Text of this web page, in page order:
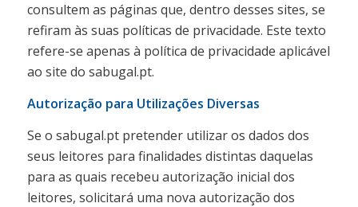
consultem as páginas que, dentro desses sites, se
refiram às suas políticas de privacidade. Este texto
refere-se apenas à política de privacidade aplicável
ao site do sabugal.pt.
Autorização para Utilizações Diversas
Se o sabugal.pt pretender utilizar os dados dos
seus leitores para finalidades distintas daquelas
para as quais recebeu autorização inicial dos
leitores, solicitará uma nova autorização dos